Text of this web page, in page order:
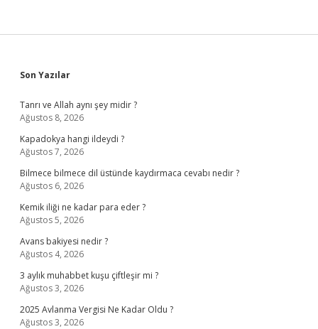
Sidebar
Son Yazılar
Tanrı ve Allah aynı şey midir ?
Ağustos 8, 2026
Kapadokya hangi ildeydi ?
Ağustos 7, 2026
Bilmece bilmece dil üstünde kaydırmaca cevabı nedir ?
Ağustos 6, 2026
Kemik iliği ne kadar para eder ?
Ağustos 5, 2026
Avans bakiyesi nedir ?
Ağustos 4, 2026
3 aylık muhabbet kuşu çiftleşir mi ?
Ağustos 3, 2026
2025 Avlanma Vergisi Ne Kadar Oldu ?
Ağustos 3, 2026